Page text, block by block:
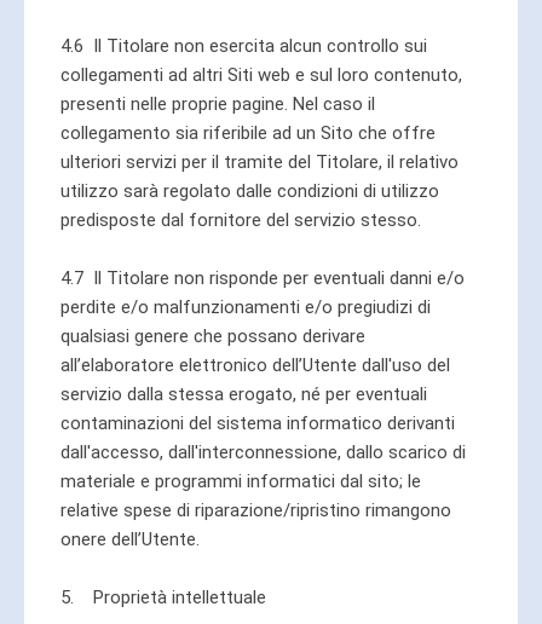
4.6 Il Titolare non esercita alcun controllo sui
collegamenti ad altri Siti web e sul loro contenuto,
presenti nelle proprie pagine. Nel caso il
collegamento sia riferibile ad un Sito che offre
ulteriori servizi per il tramite del Titolare, il relativo
utilizzo sarà regolato dalle condizioni di utilizzo
predisposte dal fornitore del servizio stesso.
4.7 Il Titolare non risponde per eventuali danni e/o
perdite e/o malfunzionamenti e/o pregiudizi di
qualsiasi genere che possano derivare
all’elaboratore elettronico dell’Utente dall'uso del
servizio dalla stessa erogato, né per eventuali
contaminazioni del sistema informatico derivanti
dall'accesso, dall'interconnessione, dallo scarico di
materiale e programmi informatici dal sito; le
relative spese di riparazione/ripristino rimangono
onere dell’Utente.
5. Proprietà intellettuale